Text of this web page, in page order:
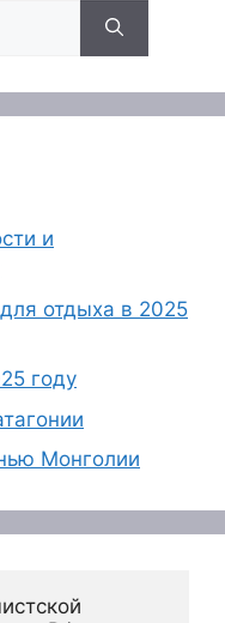
и
отдыха в 2025
году
Монголии